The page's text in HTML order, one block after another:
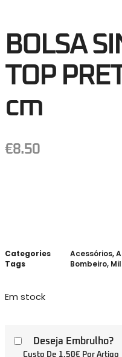
BOLSA
TOP
cm
€8.50
Categories Acessórios,
Tags
Bombeiro,
Em stock
Deseja Embrulho?
Custo De 1,50€ Por Artigo